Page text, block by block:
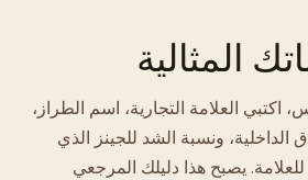
المثالية
اكتبي العلامة التجارية، اسم الطراز،
ونسبة الشد للجينز الذي
يصبح هذا دليلك المرجعي